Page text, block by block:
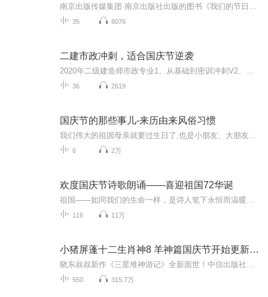
35 8076
二建市政冲刺，适合国庆节逆袭
36 2619
国庆节的那些事儿-来历由来风俗习惯
6 2万
欢度国庆节诗歌朗诵——喜迎祖国72华诞
116 11万
小猪屏蓬十二生肖神8 羊神篇国庆节开始更新啦！
550 315.7万